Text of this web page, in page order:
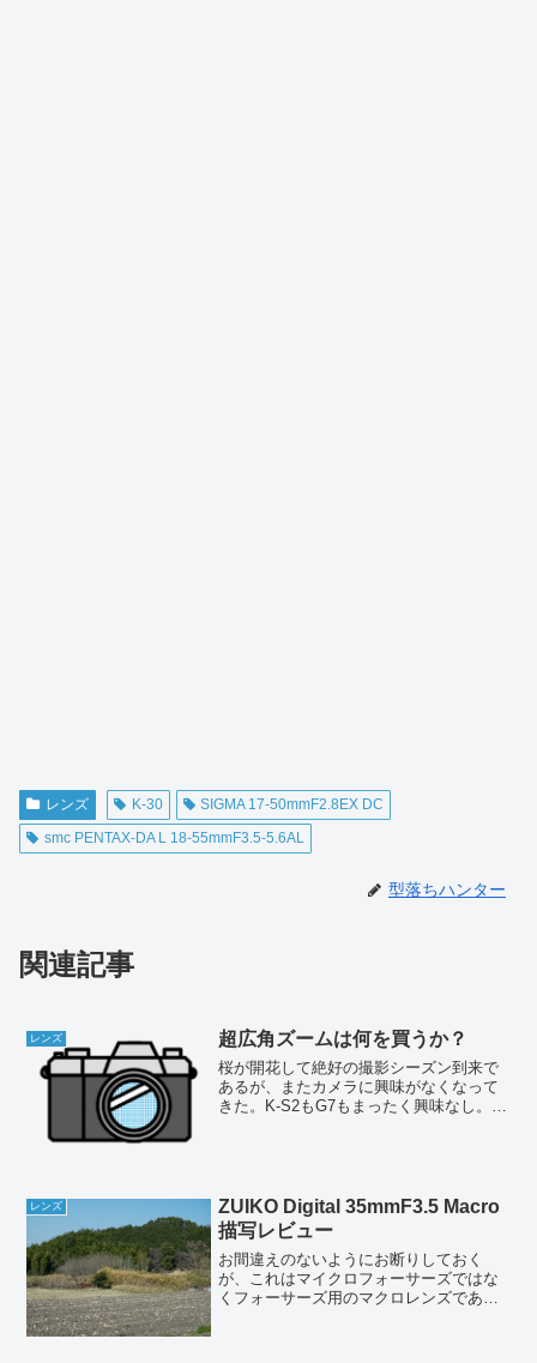
レンズ K-30
SIGMA 17-50mmF2.8EX DC
smc PENTAX-DA L 18-55mmF3.5-5.6AL
型落ちハンター
関連記事
レンズ 超広角ズームは何を買うか？
桜が開花して絶好の撮影シーズン到来で
あるが、またカメラに興味がなくなって
きた。K-S2もG7もまったく興味なし。ま
レンズ
ZUIKO Digital 35mmF3.5 Macro
描写レビュー
お間違えのないようにお断りしておく
が、これはマイクロフォーサーズではな
くフォーサーズ用のマクロレンズであ